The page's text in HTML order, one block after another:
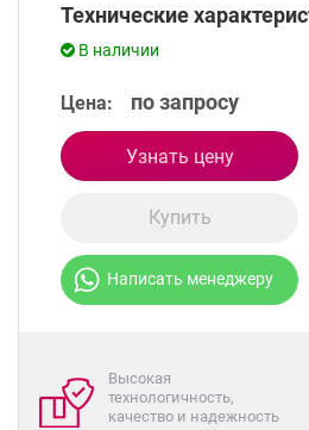
Технические
В наличии
Цена: по запросу
Узнать цену
Купить
Написать менеджеру
Высокая
технологичность,
качество и надежность